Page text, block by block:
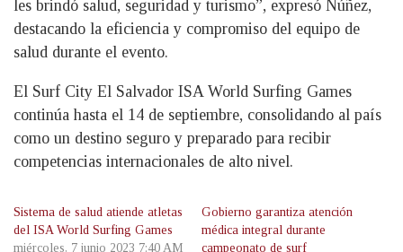
les brindó salud, seguridad y turismo”, expresó Núñez,
destacando la eficiencia y compromiso del equipo de
salud durante el evento.
El Surf City El Salvador ISA World Surfing Games
continúa hasta el 14 de septiembre, consolidando al país
como un destino seguro y preparado para recibir
competencias internacionales de alto nivel.
Sistema de salud atiende atletas
del ISA World Surfing Games
miércoles, 7 junio 2023 7:40 AM
Gobierno garantiza atención
médica integral durante
campeonato de surf